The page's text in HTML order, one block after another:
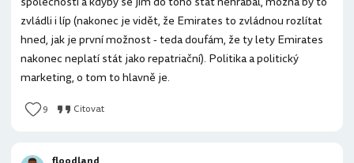
zvládli i líp (nakonec je vidět, že Emirates to zvládnou rozlítat
hned, jak je první možnost - teda doufám, že ty lety Emirates
nakonec neplatí stát jako repatriační). Politika a politický
marketing, o tom to hlavně je.
9 Citovat